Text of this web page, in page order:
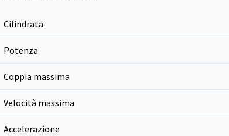
Cilindrata
Potenza
Coppia massima
Velocità massima
Accelerazione